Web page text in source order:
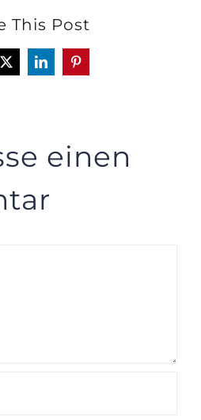
This Post
X LinkedInPinterest
einen